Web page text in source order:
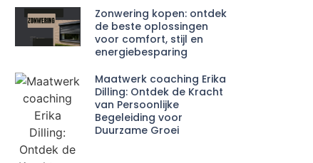
Zonwering kopen: ontdek
de beste oplossingen
voor comfort, stijl en
energiebesparing
Maatwerk coaching Erika
Dilling: Ontdek de Kracht
van Persoonlijke
Begeleiding voor
Duurzame Groei